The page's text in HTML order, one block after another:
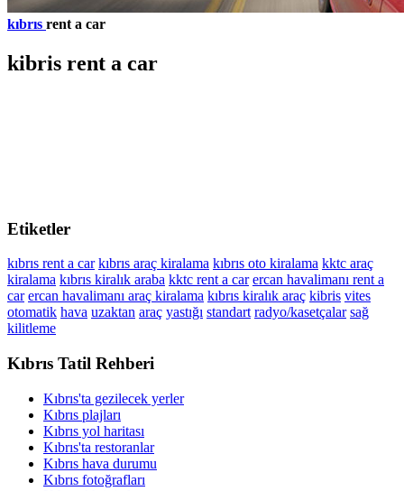
kıbrıs rent a car
kibris rent a car
Etiketler
kıbrıs rent a car kıbrıs araç kiralama kıbrıs oto kiralama kktc araç
kiralama kıbrıs kiralık araba kktc rent a car ercan havalimanı rent a
car ercan havalimanı araç kiralama kıbrıs kiralık araç kibris vites
otomatik hava uzaktan araç yastığı standart radyo/kasetçalar sağ
kilitleme
Kıbrıs Tatil Rehberi
Kıbrıs'ta gezilecek yerler
Kıbrıs plajları
Kıbrıs yol haritası
Kıbrıs'ta restoranlar
Kıbrıs hava durumu
Kıbrıs fotoğrafları